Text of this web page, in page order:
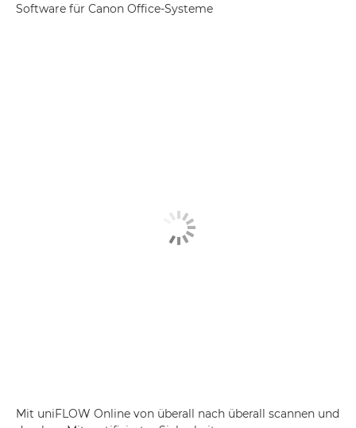
Software für Canon Office-Systeme
Mit uniFLOW Online von überall nach überall scannen und